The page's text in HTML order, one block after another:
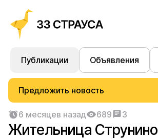
Публикации Объявления
Предложить новость
6 месяцев назад 689 3
Жительница Струнино